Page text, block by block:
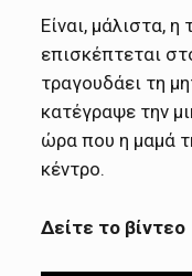
Είναι, μάλιστα,
επισκέπτεται
τραγουδάει τη
κατέγραψε την
ώρα που η μαμά
κέντρο.
Δείτε το βίντεο